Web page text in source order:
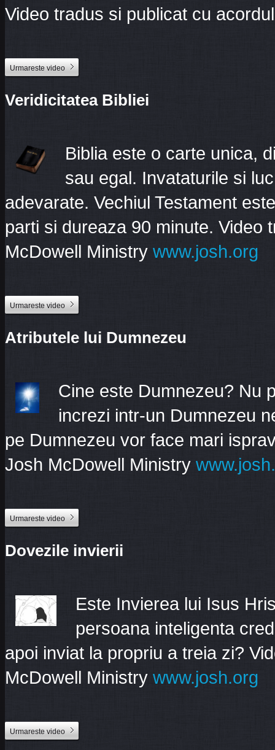
Video tradus si publicat cu
Urmareste video
Veridicitatea Bibliei
Biblia este o carte unica,
sau egal. Invataturile si
adevarate. Vechiul Testament
parti si dureaza 90 minute. Video
McDowell Ministry www.josh.org
Urmareste video
Atributele lui Dumnezeu
Cine este Dumnezeu? Nu
increzi intr-un Dumnezeu
pe Dumnezeu vor face mari
Josh McDowell Ministry
Urmareste video
Dovezile invierii
Este Invierea lui Isus
persoana inteligenta
apoi inviat la propriu a treia zi?
McDowell Ministry www.josh.org
Urmareste video